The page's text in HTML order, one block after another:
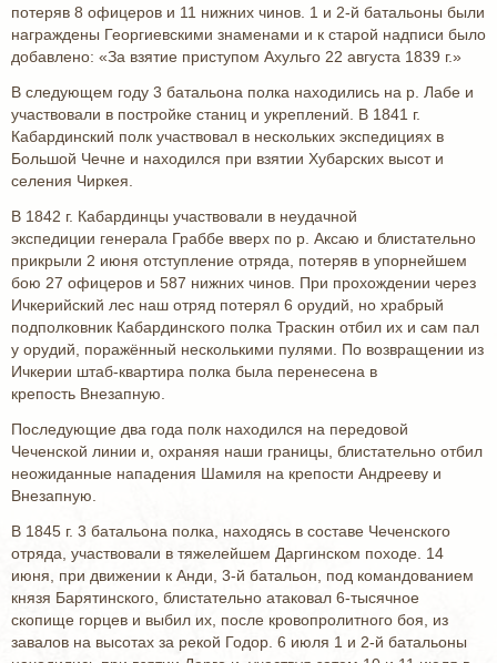
потеряв 8 офицеров и 11 нижних чинов. 1 и 2-й батальоны были
награждены Георгиевскими знаменами и к старой надписи было
добавлено: «За взятие приступом Ахульго 22 августа 1839 г.»
В следующем году 3 батальона полка находились на р. Лабе и
участвовали в постройке станиц и укреплений. В 1841 г.
Кабардинский полк участвовал в нескольких экспедициях в
Большой Чечне и находился при взятии Хубарских высот и
селения Чиркея.
В 1842 г. Кабардинцы участвовали в неудачной
экспедиции генерала Граббе вверх по р. Аксаю и блистательно
прикрыли 2 июня отступление отряда, потеряв в упорнейшем
бою 27 офицеров и 587 нижних чинов. При прохождении через
Ичкерийский лес наш отряд потерял 6 орудий, но храбрый
подполковник Кабардинского полка Траскин отбил их и сам пал
у орудий, поражённый несколькими пулями. По возвращении из
Ичкерии штаб-квартира полка была перенесена в
крепость Внезапную.
Последующие два года полк находился на передовой
Чеченской линии и, охраняя наши границы, блистательно отбил
неожиданные нападения Шамиля на крепости Андрееву и
Внезапную.
В 1845 г. 3 батальона полка, находясь в составе Чеченского
отряда, участвовали в тяжелейшем Даргинском походе. 14
июня, при движении к Анди, 3-й батальон, под командованием
князя Барятинского, блистательно атаковал 6-тысячное
скопище горцев и выбил их, после кровопролитного боя, из
завалов на высотах за рекой Годор. 6 июля 1 и 2-й батальоны